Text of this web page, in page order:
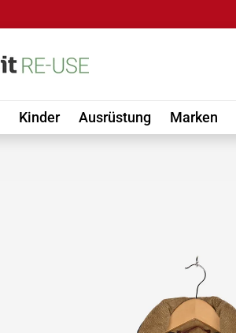
Kinder Ausrüstung Marken